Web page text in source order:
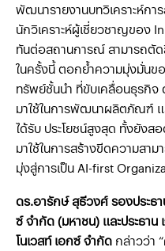
พัฒนารายงานบทวิเคราะห์ก
นักวิเคราะห์ผู้เชี่ยวชาญของ
ทันต่อสถานการณ์ สามารถตั
ในครั้งนี้ ตอกย้ำความมุ่งมั่นข
ทรัพย์ชั้นนำ ที่ขับเคลื่อนธุรกิจ
มาใช้ในการพัฒนาผลิตภัณฑ์ แ
ได้รับ ประโยชน์สูงสุด ทั้งยังส
มาใช้ในการสร้างขีดความสา
มุ่งสู่การเป็น AI-first
ดร.อารักษ์ สุธีวงศ์ รองประธา
ซ์ จำกัด (มหาชน) และประธา
โนเวสท์ เอกซ์ จำกัด กล่าวว่า